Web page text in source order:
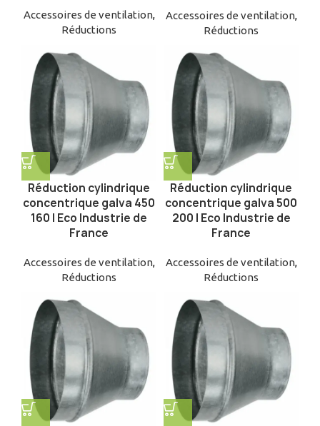
Accessoires de ventilation,
Réductions
Accessoires de ventilation,
Réductions
Réduction cylindrique
concentrique galva 450
160 | Eco Industrie de
France
Accessoires de ventilation,
Réductions
Réduction cylindrique
concentrique galva 500
200 | Eco Industrie de
France
Accessoires de ventilation,
Réductions